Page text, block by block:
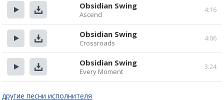
Прослушать
Скачать
4:16
Obsidian Swing
Ascend
Прослушать
Скачать
4:06
Obsidian Swing
Crossroads
Прослушать
Скачать
3:24
Obsidian Swing
Every Moment
другие песни исполнителя